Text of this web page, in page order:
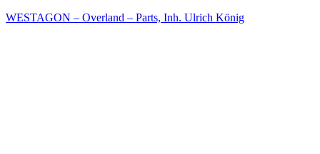
WESTAGON – Overland – Parts, Inh. Ulrich König